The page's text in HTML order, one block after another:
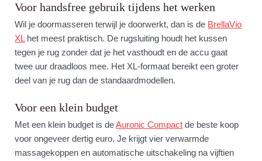
Voor handsfree gebruik tijdens het werken
Wil je doormasseren terwijl je doorwerkt, dan is de BrellaVio
XL het meest praktisch. De rugsluiting houdt het kussen
tegen je rug zonder dat je het vasthoudt en de accu gaat
twee uur draadloos mee. Het XL-formaat bereikt een groter
deel van je rug dan de standaardmodellen.
Voor een klein budget
Met een klein budget is deAuronic Compact de beste koop
voor ongeveer dertig euro. Je krijgt vier verwarmde
massagekoppen en automatische uitschakeling na vijftien